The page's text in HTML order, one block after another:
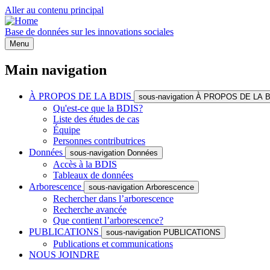
Aller au contenu principal
Base de données sur les innovations sociales
Menu
Main navigation
À PROPOS DE LA BDIS sous-navigation À PROPOS DE LA
Qu'est-ce que la BDIS?
Liste des études de cas
Équipe
Personnes contributrices
Données
sous-navigation Données
Accès à la BDIS
Tableaux de données
Arborescence
sous-navigation Arborescence
Rechercher dans l’arborescence
Recherche avancée
Que contient l’arborescence?
PUBLICATIONS
sous-navigation PUBLICATIONS
Publications et communications
NOUS JOINDRE